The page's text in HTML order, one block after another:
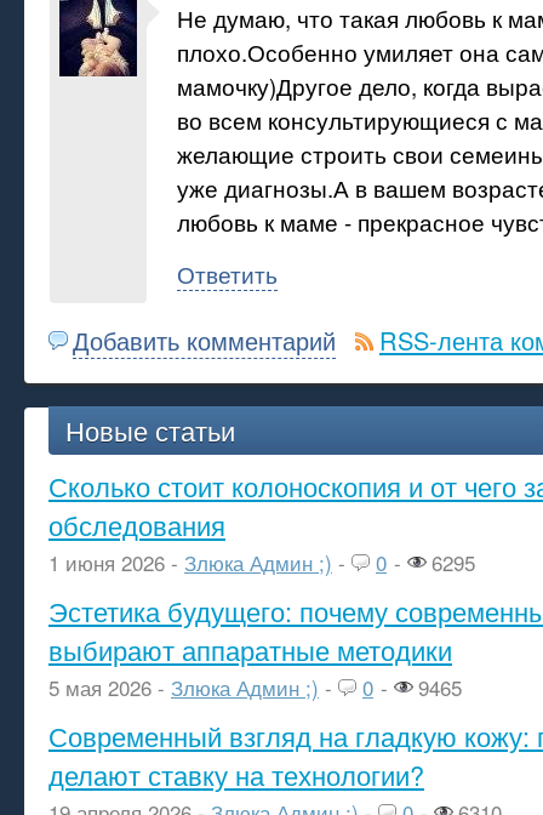
Не думаю, что такая любовь к
плохо.Особенно умиляет она
мамочку)Другое дело, когда
во всем консультирующиеся с
желающие строить свои
уже диагнозы.А в вашем
любовь к маме - прекрасное
Ответить
Добавить комментарий RSS-лента
Новые статьи
Сколько стоит колоноскопия и от чего
обследования
1 июня 2026 - Злюка Админ ;) - 0 - 6295
Эстетика будущего: почему
выбирают аппаратные методики
5 мая 2026 - Злюка Админ ;) - 0 - 9465
Современный взгляд на гладкую кожу:
делают ставку на технологии?